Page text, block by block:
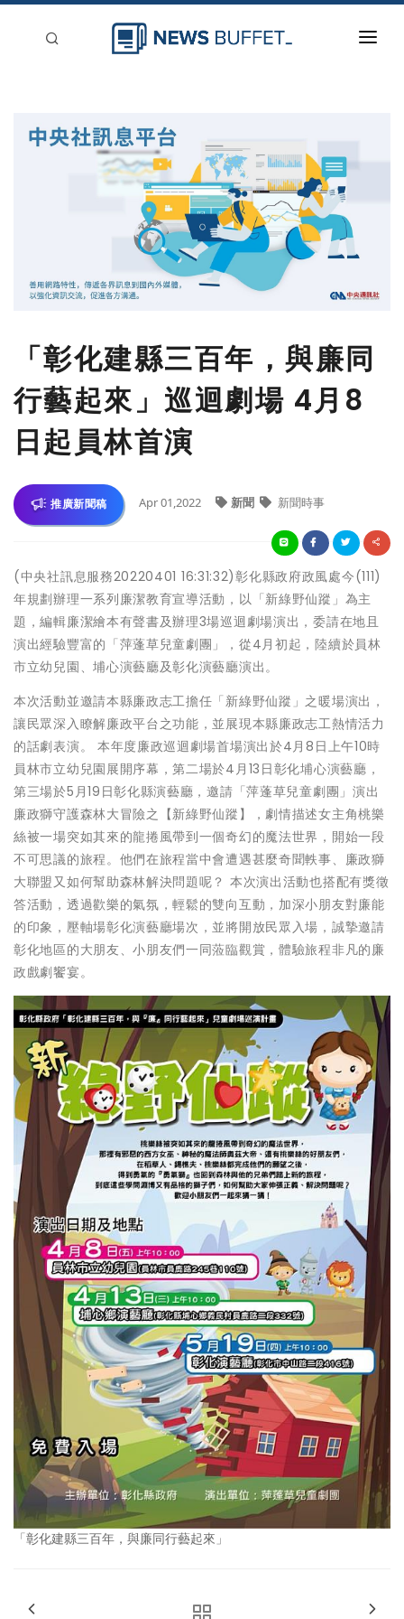
「彰化建縣三百年，與廉同
行藝起來」巡迴劇場 4月8
日起員林首演
推廣新聞稿 Apr 01,2022 新聞 新聞時事
(中央社訊息服務20220401 16:31:32)彰化縣政府政風處今(111)
年規劃辦理一系列廉潔教育宣導活動，以「新綠野仙蹤」為主
題，編輯廉潔繪本有聲書及辦理3場巡迴劇場演出，委請在地且
演出經驗豐富的「萍蓬草兒童劇團」，從4月初起，陸續於員林
市立幼兒園、埔心演藝廳及彰化演藝廳演出。
本次活動並邀請本縣廉政志工擔任「新綠野仙蹤」之暖場演出，
讓民眾深入瞭解廉政平台之功能，並展現本縣廉政志工熱情活力
的話劇表演。 本年度廉政巡迴劇場首場演出於4月8日上午10時
員林市立幼兒園展開序幕，第二場於4月13日彰化埔心演藝廳，
第三場於5月19日彰化縣演藝廳，邀請「萍蓬草兒童劇團」演出
廉政獅守護森林大冒險之【新綠野仙蹤】，劇情描述女主角桃樂
絲被一場突如其來的龍捲風帶到一個奇幻的魔法世界，開始一段
不可思議的旅程。他們在旅程當中會遭遇甚麼奇聞軼事、廉政獅
大聯盟又如何幫助森林解決問題呢？ 本次演出活動也搭配有獎徵
答活動，透過歡樂的氣氛，輕鬆的雙向互動，加深小朋友對廉能
的印象，壓軸場彰化演藝廳場次，並將開放民眾入場，誠摯邀請
彰化地區的大朋友、小朋友們一同蒞臨觀賞，體驗旅程非凡的廉
政戲劇饗宴。
「彰化建縣三百年，與廉同行藝起來」